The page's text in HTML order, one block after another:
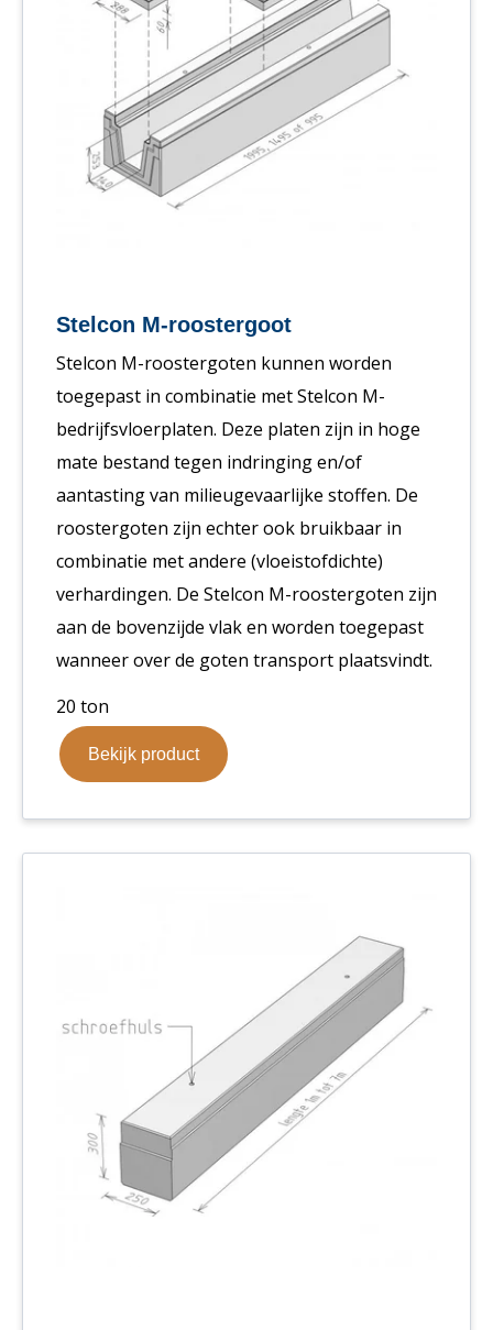
Stelcon M-roostergoot
Stelcon M-roostergoten kunnen worden
toegepast in combinatie met Stelcon M-
bedrijfsvloerplaten. Deze platen zijn in hoge
mate bestand tegen indringing en/of
aantasting van milieugevaarlijke stoffen. De
roostergoten zijn echter ook bruikbaar in
combinatie met andere (vloeistofdichte)
verhardingen. De Stelcon M-roostergoten zijn
aan de bovenzijde vlak en worden toegepast
wanneer over de goten transport plaatsvindt.
20 ton
Bekijk product